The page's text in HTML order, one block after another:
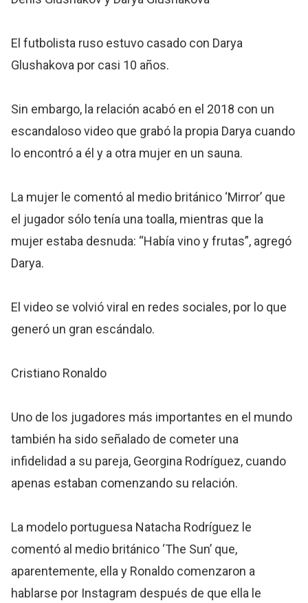
El futbolista ruso estuvo casado con Darya
Glushakova por casi 10 años.
Sin embargo, la relación acabó en el 2018 con un
escandaloso video que grabó la propia Darya cuando
lo encontró a él y a otra mujer en un sauna.
La mujer le comentó al medio británico ‘Mirror’ que
el jugador sólo tenía una toalla, mientras que la
mujer estaba desnuda: “Había vino y frutas”, agregó
Darya.
El video se volvió viral en redes sociales, por lo que
generó un gran escándalo.
Cristiano Ronaldo
Uno de los jugadores más importantes en el mundo
también ha sido señalado de cometer una
infidelidad a su pareja, Georgina Rodríguez, cuando
apenas estaban comenzando su relación.
La modelo portuguesa Natacha Rodríguez le
comentó al medio británico ‘The Sun’ que,
aparentemente, ella y Ronaldo comenzaron a
hablarse por Instagram después de que ella le